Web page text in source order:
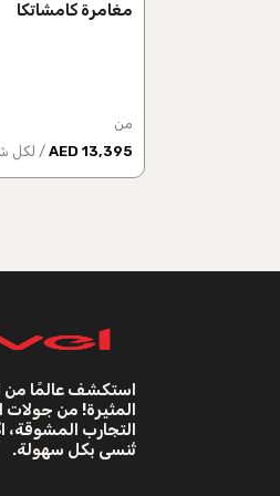
مغامرة كامشاتكا
من
13,395 AED
/ لكل
استكشف عالمًا من
المثيرة! من جولات
التجارب
تُنسى بكل سهولة.